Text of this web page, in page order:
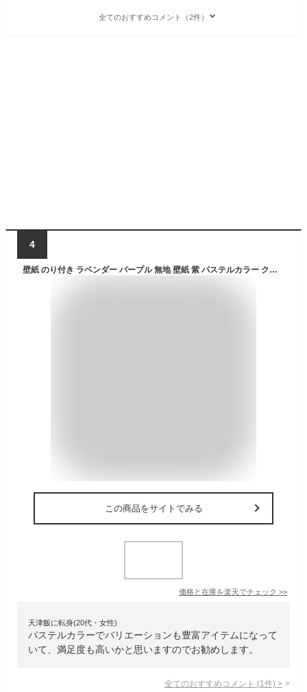
全てのおすすめコメント（2件）
4
壁紙 のり付き ラベンダー パープル 無地 壁紙 紫 パステルカラー クロス おしゃれ キズに強い 撥水 抗菌 消臭 光触媒 表面強化 抗ウイルス ラメ むらさき くすみピンク 韓国風 DIY リフォーム 国産壁紙 生のり付き壁紙
この商品をサイトでみる
価格と在庫を楽天でチェック >>
天津飯に転身(20代・女性)
パステルカラーでバリエーションも豊富アイテムになって
いて、満足度も高いかと思いますのでお勧めします。
全てのおすすめコメント (1 件) >